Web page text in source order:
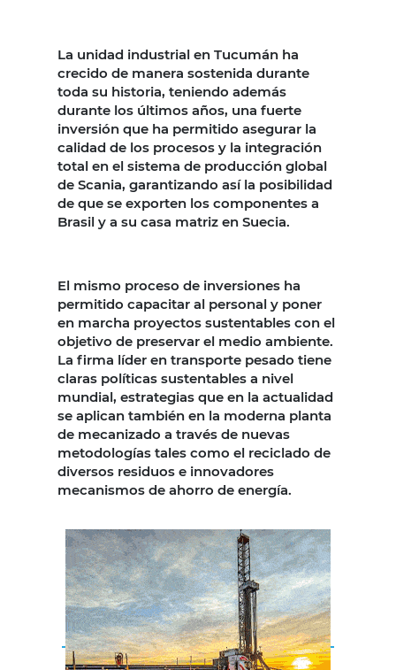
La unidad industrial en Tucumán ha
crecido de manera sostenida durante
toda su historia, teniendo además
durante los últimos años, una fuerte
inversión que ha permitido asegurar la
calidad de los procesos y la integración
total en el sistema de producción global
de Scania, garantizando así la posibilidad
de que se exporten los componentes a
Brasil y a su casa matriz en Suecia.
El mismo proceso de inversiones ha
permitido capacitar al personal y poner
en marcha proyectos sustentables con el
objetivo de preservar el medio ambiente.
La firma líder en transporte pesado tiene
claras políticas sustentables a nivel
mundial, estrategias que en la actualidad
se aplican también en la moderna planta
de mecanizado a través de nuevas
metodologías tales como el reciclado de
diversos residuos e innovadores
mecanismos de ahorro de energía.